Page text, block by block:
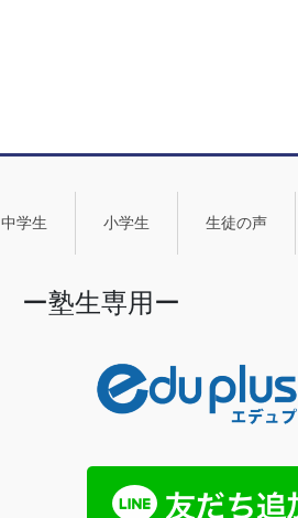
中学生 小学生 生徒の声
ー塾生専用ー